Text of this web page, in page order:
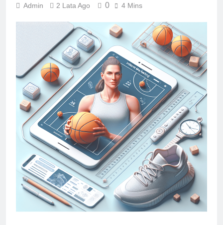
Admin 2 Lata Ago 0 4 Mins